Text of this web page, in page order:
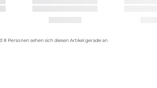
8 Personen sehen sich diesen Artikel gerade an